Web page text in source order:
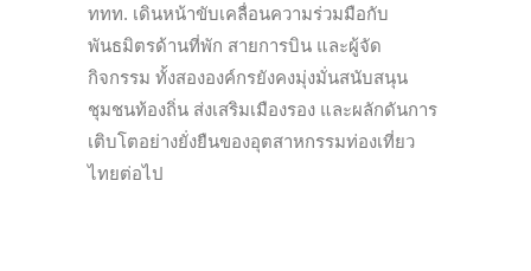
ททท. เดินหน้าขับเคลื่อนความร่วมมือกับ
พันธมิตรด้านที่พัก สายการบิน และผู้จัด
กิจกรรม ทั้งสององค์กรยังคงมุ่งมั่นสนับสนุน
ชุมชนท้องถิ่น ส่งเสริมเมืองรอง และผลักดันการ
เติบโตอย่างยั่งยืนของอุตสาหกรรมท่องเที่ยว
ไทยต่อไป